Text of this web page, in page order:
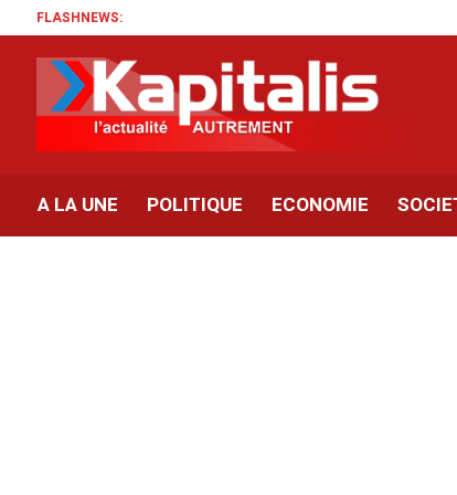
FLASHNEWS:
A LA UNE POLITIQUE ECONOMIE